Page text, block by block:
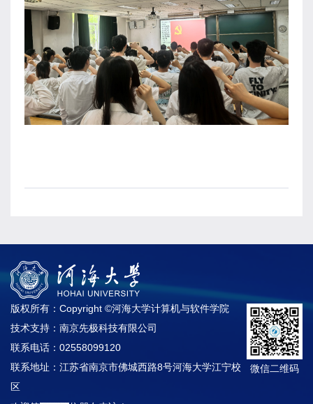
版权所有：Copyright ©河海大学计算机与软件学院
技术支持：南京先极科技有限公司
联系电话：02558099120
联系地址：江苏省南京市佛城西路8号河海大学江宁校
区
微信二维码